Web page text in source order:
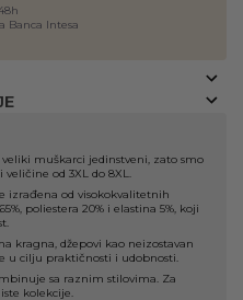
Banca Intesa
muškarci jedinstveni, zato smo
od 3XL do 8XL.
izrađena od visokokvalitetnih
poliestera 20% i elastina 5%, koji
kragna, džepovi kao neizostavan
u cilju praktičnosti i udobnosti.
sa raznim stilovima. Za
kolekcije.